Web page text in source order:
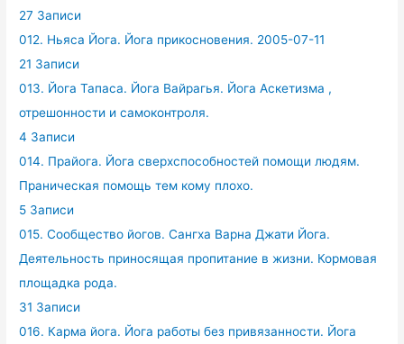
27 Записи
012. Ньяса Йога. Йога прикосновения. 2005-07-11
21 Записи
013. Йога Тапаса. Йога Вайрагья. Йога Аскетизма ,
отрешонности и самоконтроля.
4 Записи
014. Прайога. Йога сверхспособностей помощи людям.
Праническая помощь тем кому плохо.
5 Записи
015. Сообщество йогов. Сангха Варна Джати Йога.
Деятельность приносящая пропитание в жизни. Кормовая
площадка рода.
31 Записи
016. Карма йога. Йога работы без привязанности. Йога